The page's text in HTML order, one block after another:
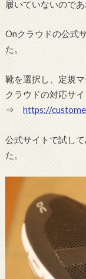
履いていないので
Onクラウドの公式
た。
靴を選択し、定規
クラウドの対応サ
⇒ https://
公式サイトで試し
た。